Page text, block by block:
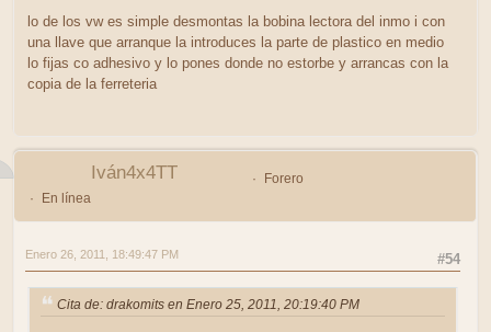
lo de los vw es simple desmontas la bobina lectora del inmo i con
una llave que arranque la introduces la parte de plastico en medio
lo fijas co adhesivo y lo pones donde no estorbe y arrancas con la
copia de la ferreteria
Iván4x4TT
Forero
En línea
#54
Enero 26, 2011, 18:49:47 PM
Cita de: drakomits en Enero 25, 2011, 20:19:40 PM